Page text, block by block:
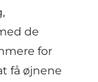
de
for
få øjnene